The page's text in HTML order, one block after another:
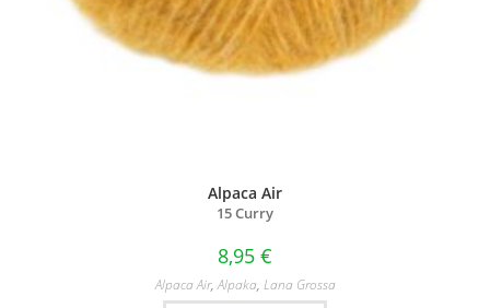
Alpaca Air
15 Curry
8,95 €
Alpaca Air,Alpaka, Lana Grossa